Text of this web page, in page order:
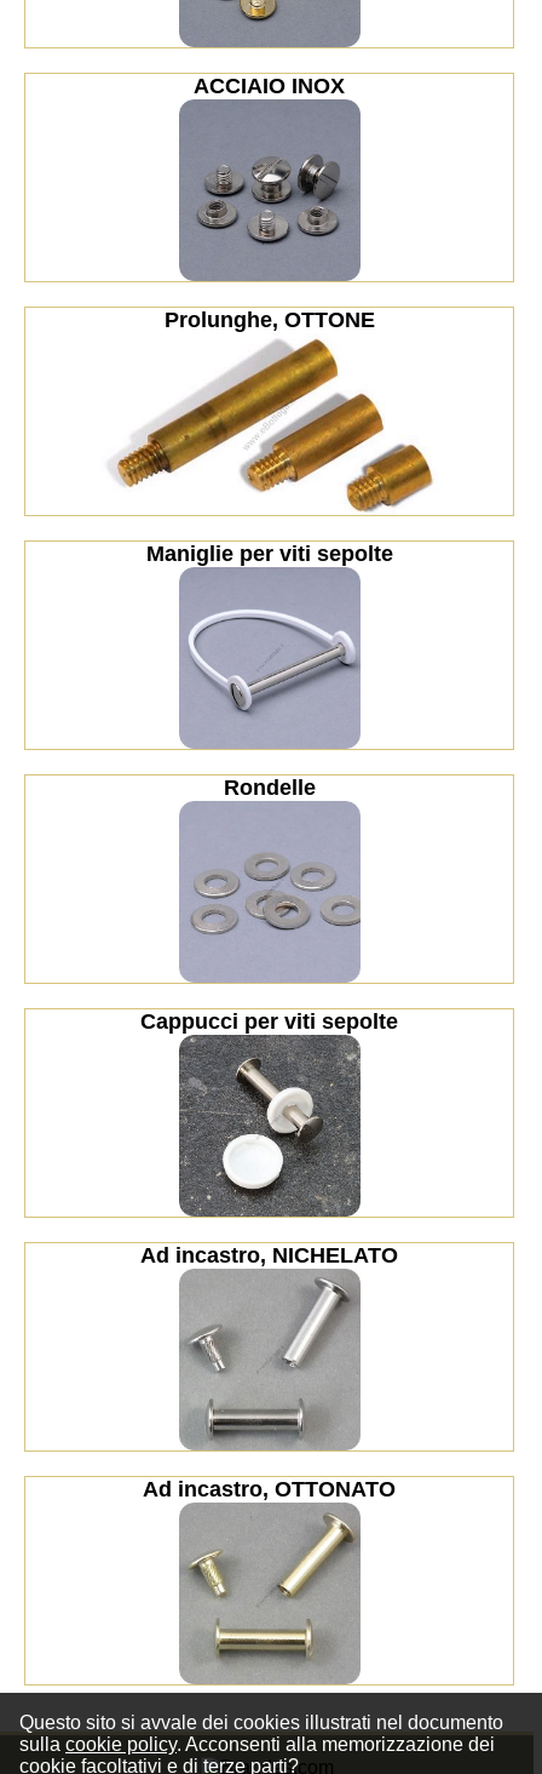
Questo sito si avvale dei cookies illustrati nel documento
sulla cookie policy. Acconsenti alla memorizzazione dei
cookie facoltativi e di terze parti?
ACCIAIO INOX
Prolunghe, OTTONE
Maniglie per viti sepolte
Rondelle
Cappucci per viti sepolte
Ad incastro, NICHELATO
Ad incastro, OTTONATO